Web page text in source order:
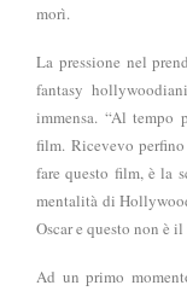
morì.
La pressione nel
fantasy
immensa. “Al tempo
film. Ricevevo
fare questo film, è la
mentalità di
Oscar e questo non è
Ad un primo